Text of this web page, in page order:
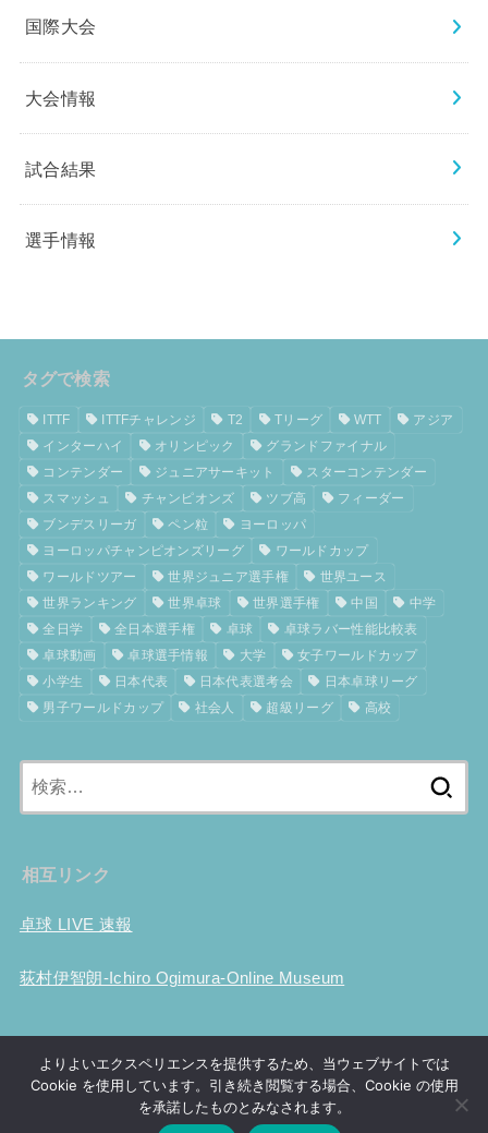
国際大会
大会情報
試合結果
選手情報
タグで検索
ITTF ITTFチャレンジ T2 Tリーグ WTT
アジア
インターハイ
オリンピック
グランドファイナル
コンテンダー
ジュニアサーキット
スターコンテンダー
スマッシュ
チャンピオンズ ツブ高
フィーダー
ブンデスリーガ
ペン粒
ヨーロッパ
ヨーロッパチャンピオンズリーグ
ワールドカップ
ワールドツアー
世界ジュニア選手権
世界ユース
世界ランキング
世界卓球 世界選手権 中国
中学
全日学
全日本選手権 卓球
卓球ラバー性能比較表
卓球動画
卓球選手情報 大学
女子ワールドカップ
小学生
日本代表 日本代表選考会
日本卓球リーグ
男子ワールドカップ
社会人 超級リーグ 高校
相互リンク
卓球 LIVE 速報
荻村伊智朗-Ichiro Ogimura-Online Museum
世界ランキング
Tリーグ 選手情報 世界選手権
ツブ高考察
卓球の歴史
プライバシーポリシー お問い合わせ
よりよいエクスペリエンスを提供するため、当ウェブサイトでは
Cookie を使用しています。引き続き閲覧する場合、Cookie の使用
を承諾したものとみなされます。